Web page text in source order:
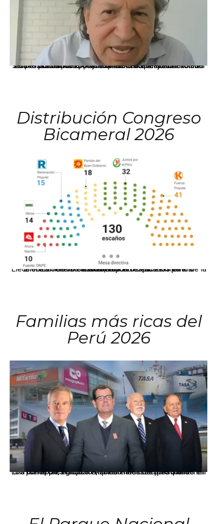
La presidenta Keiko Fujimori informó que la solicitud de indulto presentada por el expresidente Alejandro Toledo será evaluada por la Comisión de Gracias Presidenciales conforme al procedimiento establecido.
Distribución Congreso
Bicameral 2026
El JNE oficializó la distribución de escaños para la elección de 60 senadores y 130 diputados en las Elecciones Generales 2026, tras el restablecimiento de la Bicameralidad.
Familias más ricas del
Perú 2026
Los principales grupos empresariales del país mantienen una fuerte presencia en Áncash mediante inversiones en comercio, educación, salud e industria pesquera.